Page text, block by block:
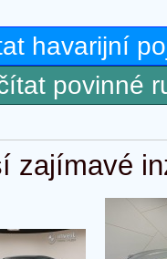
havarijní
povinné
zajímavé